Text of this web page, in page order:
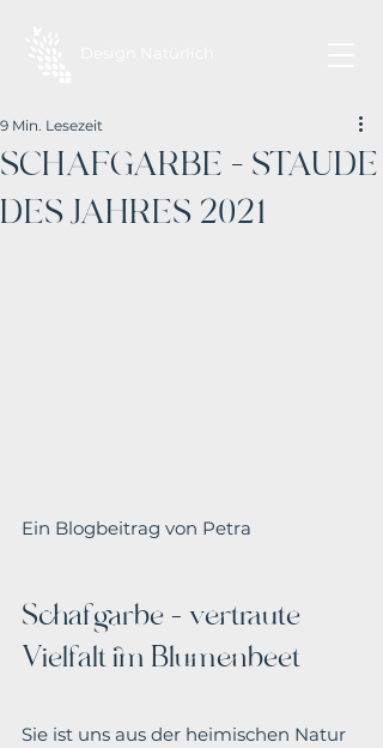
SCHAFGARBE – STAUDE
DES JAHRES 2021
9 Min. Lesezeit
Ein Blogbeitrag von Petra
Schafgarbe – vertraute
Vielfalt im Blumenbeet
Sie ist uns aus der heimischen Natur